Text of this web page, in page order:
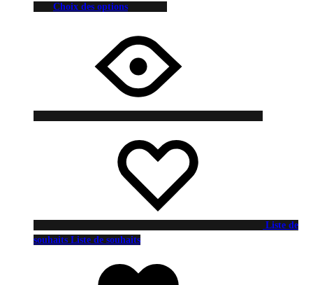
Choix des options
Liste de
souhaits Liste de souhaits